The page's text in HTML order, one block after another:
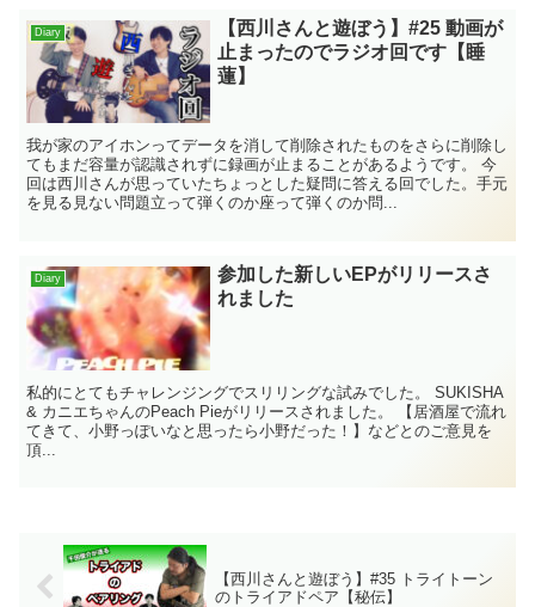
Diary
【西川さんと遊ぼう】#25 動画が
止まったのでラジオ回です【睡
蓮】
我が家のアイホンってデータを消して削除されたものをさらに削除し
てもまだ容量が認識されずに録画が止まることがあるようです。 今
回は西川さんが思っていたちょっとした疑問に答える回でした。手元
を見る見ない問題立って弾くのか座って弾くのか問...
Diary
参加した新しいEPがリリースさ
れました
私的にとてもチャレンジングでスリリングな試みでした。 SUKISHA
& カニエちゃんのPeach Pieがリリースされました。 【居酒屋で流れ
てきて、小野っぽいなと思ったら小野だった！】などとのご意見を
頂...
【西川さんと遊ぼう】#35 トライトーン
のトライアドペア【秘伝】